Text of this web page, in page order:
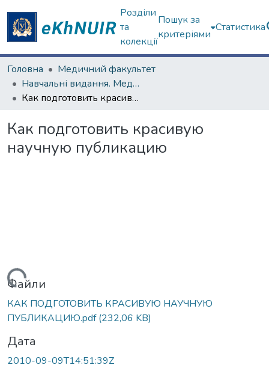
Розділи
та
колекції
Пошук за
критеріями
Статистика
Головна
Медичний факультет
Навчальні видання. Медичний факультет
Как подготовить красивую научную публикацию
Как подготовить красивую
научную публикацию
Вантажиться...
Файли
КАК ПОДГОТОВИТЬ КРАСИВУЮ НАУЧНУЮ
ПУБЛИКАЦИЮ.pdf(232,06 KB)
Дата
2010-09-09T14:51:39Z